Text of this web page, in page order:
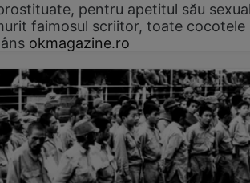
pentru apetitul său
faimosul scriitor, toate cocotele
okmagazine.ro